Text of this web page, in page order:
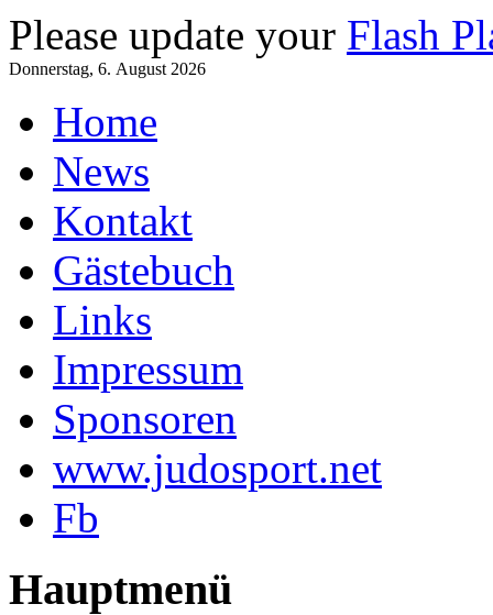
Please update your Flash
Donnerstag, 6. August 2026
Home
News
Kontakt
Gästebuch
Links
Impressum
Sponsoren
www.judosport.net
Fb
Hauptmenü